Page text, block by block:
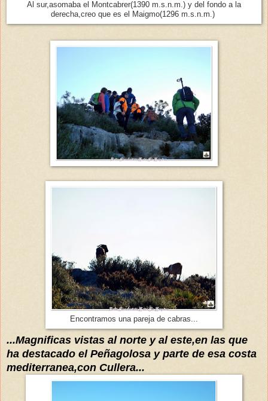
Al sur,asomaba el Montcabrer(1390 m.s.n.m.) y del fondo a la
derecha,creo que es el Maigmo(1296 m.s.n.m.)
Encontramos una pareja de cabras...
...Magnificas vistas al norte y al este,en las que
ha destacado el Peñagolosa y parte de esa costa
mediterranea,con Cullera...